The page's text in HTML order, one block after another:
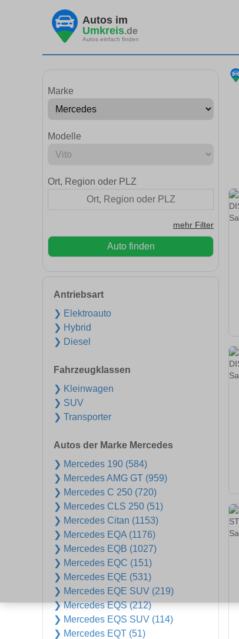
Autos im
Umkreis.de
Autos einfach finden
Marke
Modelle
Ort, Region oder PLZ
mehr Filter
Auto finden
Antriebsart
❯ Elektroauto
❯ Hybrid
❯ Diesel
Fahrzeugklassen
❯ Kleinwagen
❯ SUV
❯ Transporter
Autos der Marke Mercedes
❯ Mercedes 190 (584)
❯ Mercedes AMG GT (959)
❯ Mercedes C 250 (720)
❯ Mercedes CLS 250 (51)
❯ Mercedes Citan (1153)
❯ Mercedes EQA (1176)
❯ Mercedes EQB (1027)
❯ Mercedes EQC (151)
❯ Mercedes EQE (531)
❯ Mercedes EQE SUV (219)
❯ Mercedes EQS (212)
❯ Mercedes EQS SUV (114)
❯ Mercedes EQT (51)